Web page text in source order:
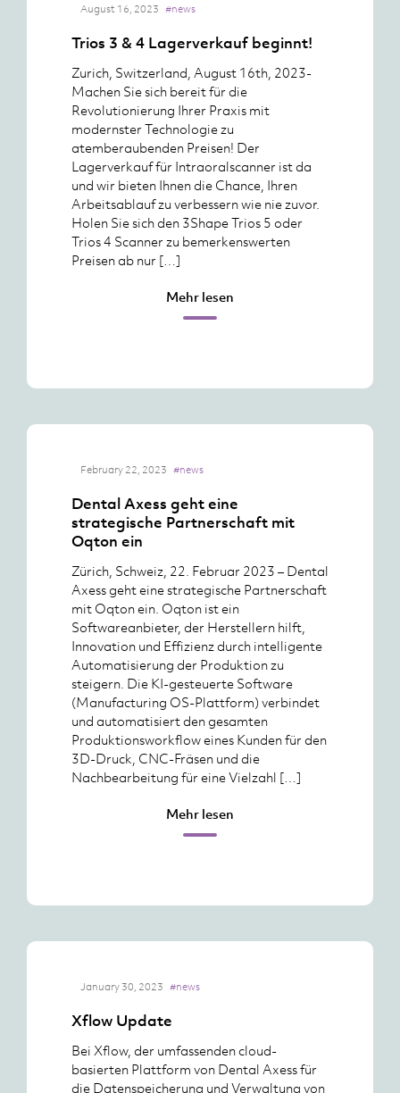
August 16, 2023 #news
Trios 3 & 4 Lagerverkauf beginnt!
Zurich, Switzerland, August 16th, 2023-
Machen Sie sich bereit für die
Revolutionierung Ihrer Praxis mit
modernster Technologie zu
atemberaubenden Preisen! Der
Lagerverkauf für Intraoralscanner ist da
und wir bieten Ihnen die Chance, Ihren
Arbeitsablauf zu verbessern wie nie zuvor.
Holen Sie sich den 3Shape Trios 5 oder
Trios 4 Scanner zu bemerkenswerten
Preisen ab nur […]
Mehr lesen
February 22, 2023 #news
Dental Axess geht eine
strategische Partnerschaft mit
Oqton ein
Zürich, Schweiz, 22. Februar 2023 – Dental
Axess geht eine strategische Partnerschaft
mit Oqton ein. Oqton ist ein
Softwareanbieter, der Herstellern hilft,
Innovation und Effizienz durch intelligente
Automatisierung der Produktion zu
steigern. Die KI-gesteuerte Software
(Manufacturing OS-Plattform) verbindet
und automatisiert den gesamten
Produktionsworkflow eines Kunden für den
3D-Druck, CNC-Fräsen und die
Nachbearbeitung für eine Vielzahl […]
Mehr lesen
January 30, 2023 #news
Xflow Update
Bei Xflow, der umfassenden cloud-
basierten Plattform von Dental Axess für
die Datenspeicherung und Verwaltung von